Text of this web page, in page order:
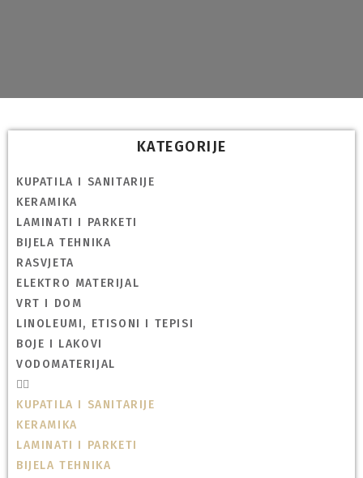
KATEGORIJE
KUPATILA I SANITARIJE
KERAMIKA
LAMINATI I PARKETI
BIJELA TEHNIKA
RASVJETA
ELEKTRO MATERIJAL
VRT I DOM
LINOLEUMI, ETISONI I TEPISI
BOJE I LAKOVI
VODOMATERIJAL
KUPATILA I SANITARIJE
KERAMIKA
LAMINATI I PARKETI
BIJELA TEHNIKA